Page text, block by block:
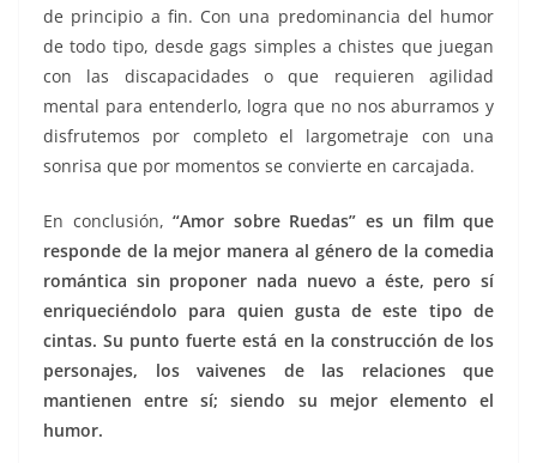
de principio a fin. Con una predominancia del humor
de todo tipo, desde gags simples a chistes que juegan
con las discapacidades o que requieren agilidad
mental para entenderlo, logra que no nos aburramos y
disfrutemos por completo el largometraje con una
sonrisa que por momentos se convierte en carcajada.
En conclusión, “Amor sobre Ruedas” es un film que
responde de la mejor manera al género de la comedia
romántica sin proponer nada nuevo a éste, pero sí
enriqueciéndolo para quien gusta de este tipo de
cintas. Su punto fuerte está en la construcción de los
personajes, los vaivenes de las relaciones que
mantienen entre sí; siendo su mejor elemento el
humor.